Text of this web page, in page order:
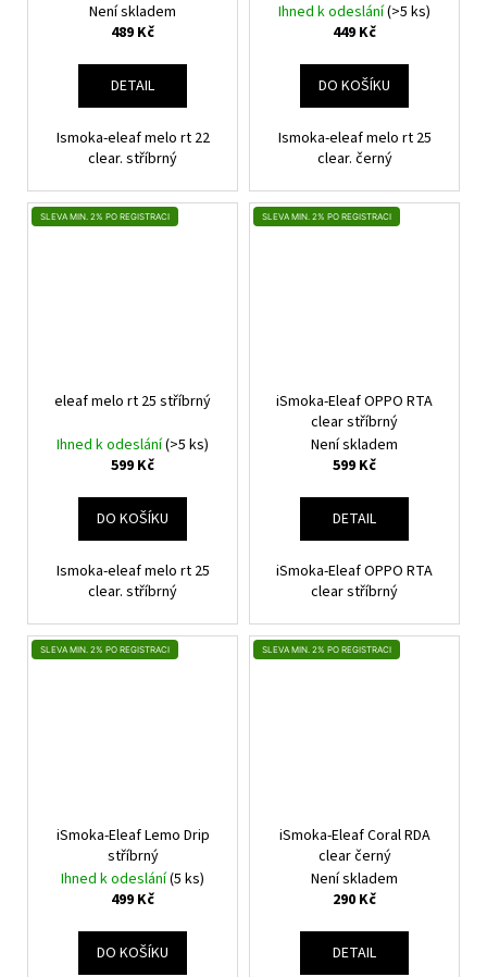
Není skladem
489 Kč
DETAIL
Ismoka-eleaf melo rt 22
clear. stříbrný
Ihned k odeslání(>5 ks)
449 Kč
DO KOŠÍKU
Ismoka-eleaf melo rt 25
clear. černý
SLEVA MIN. 2% PO REGISTRACI
eleaf melo rt 25 stříbrný
Ihned k odeslání(>5 ks)
599 Kč
DO KOŠÍKU
Ismoka-eleaf melo rt 25
clear. stříbrný
SLEVA MIN. 2% PO REGISTRACI
iSmoka-Eleaf OPPO RTA
clear stříbrný
Není skladem
599 Kč
DETAIL
iSmoka-Eleaf OPPO RTA
clear stříbrný
SLEVA MIN. 2% PO REGISTRACI
iSmoka-Eleaf Lemo Drip
stříbrný
Ihned k odeslání(5 ks)
499 Kč
DO KOŠÍKU
SLEVA MIN. 2% PO REGISTRACI
iSmoka-Eleaf Coral RDA
clear černý
Není skladem
290 Kč
DETAIL